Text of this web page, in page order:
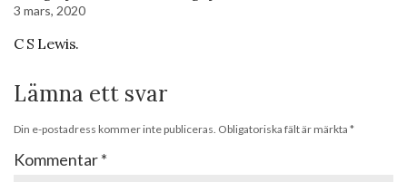
3 mars, 2020
C S Lewis.
Lämna ett svar
Din e-postadress kommer inte publiceras. Obligatoriska fält är märkta *
Kommentar*